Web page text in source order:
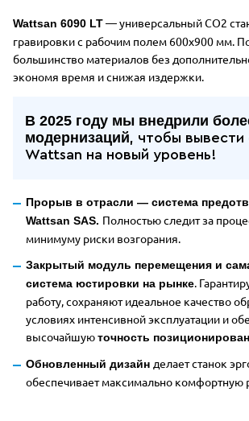
Wattsan 6090 LT— универсальный CO2
гравировки с рабочим полем 600x900 мм.
большинство материалов без
экономя время и снижая издержки.
В 2025 году мы внедрили
модернизаций, чтобы вывести
Wattsan на новый уровень!
Прорыв в отрасли — система
Wattsan SAS. Полностью следит за
минимуму риски возгорания.
Закрытый модуль перемещения и
система юстировки на рынке.
работу, сохраняют идеальное качество
условиях интенсивной эксплуатации и
высочайшуюточность
Обновленный дизайн делает станок
обеспечивает максимально комфортную